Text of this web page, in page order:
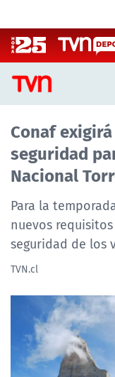
CASTING
CASTING TVN
TVN VERTICAL
TVN PLAY
PROGRAMAS
TELESERIES
NTV
ACTUALIDAD Y
Conaf
seguridad
Nacional
Para la
nuevos
seguridad de los
TVN.cl